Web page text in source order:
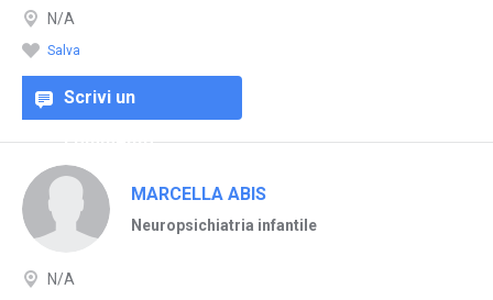
N/A
Salva
Scrivi un
commento
MARCELLA ABIS
Neuropsichiatria infantile
N/A